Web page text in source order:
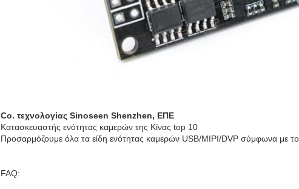
Co. τεχνολογίας Sinoseen Shenzhen, ΕΠΕ
Κατασκευαστής ενότητας καμερών της Κίνας top 10
Προσαρμόζουμε όλα τα είδη ενότητας καμερών USB/MIPI/DVP σύμφωνα με
FAQ: